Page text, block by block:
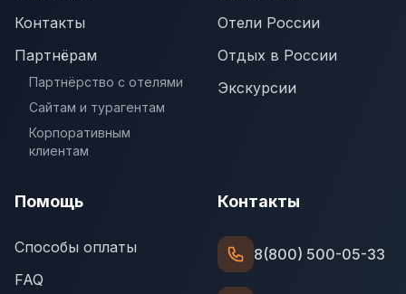
Контакты
Партнёрам
Партнёрство с отелями
Сайтам и турагентам
Корпоративным
клиентам
Отели России
Отдых в России
Экскурсии
Помощь
Способы оплаты
FAQ
Контакты
8(800) 500-05-33